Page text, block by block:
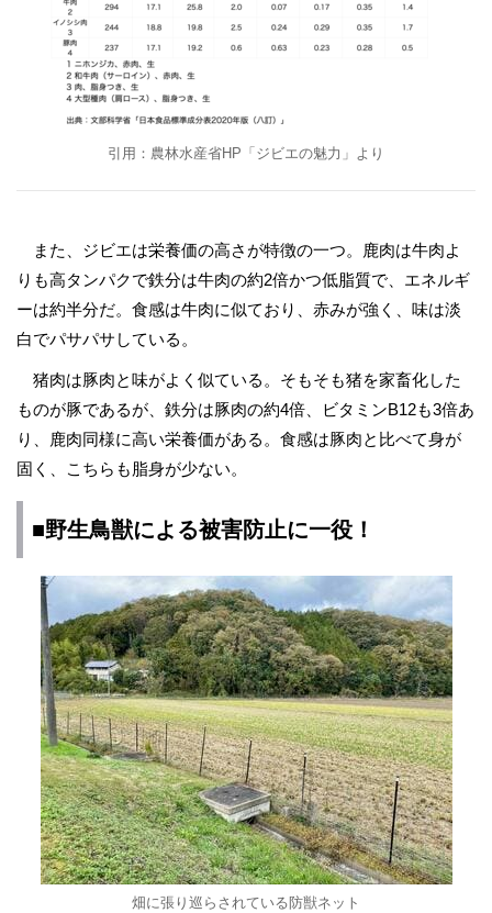
引用：農林水産省HP「ジビエの魅力」より
また、ジビエは栄養価の高さが特徴の一つ。鹿肉は牛肉よ
りも高タンパクで鉄分は牛肉の約2倍かつ低脂質で、エネルギ
ーは約半分だ。食感は牛肉に似ており、赤みが強く、味は淡
白でパサパサしている。
猪肉は豚肉と味がよく似ている。そもそも猪を家畜化した
ものが豚であるが、鉄分は豚肉の約4倍、ビタミンB12も3倍あ
り、鹿肉同様に高い栄養価がある。食感は豚肉と比べて身が
固く、こちらも脂身が少ない。
■野生鳥獣による被害防止に一役！
畑に張り巡らされている防獣ネット